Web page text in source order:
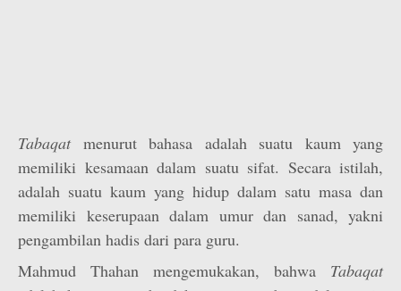
Tabaqatmenurut bahasa adalah suatu kaum yang
memiliki kesamaan dalam suatu sifat. Secara istilah,
adalah suatu kaum yang hidup dalam satu masa dan
memiliki keserupaan dalam umur dan sanad, yakni
pengambilan hadis dari para guru.
Mahmud Thahan mengemukakan, bahwa Tabaqat